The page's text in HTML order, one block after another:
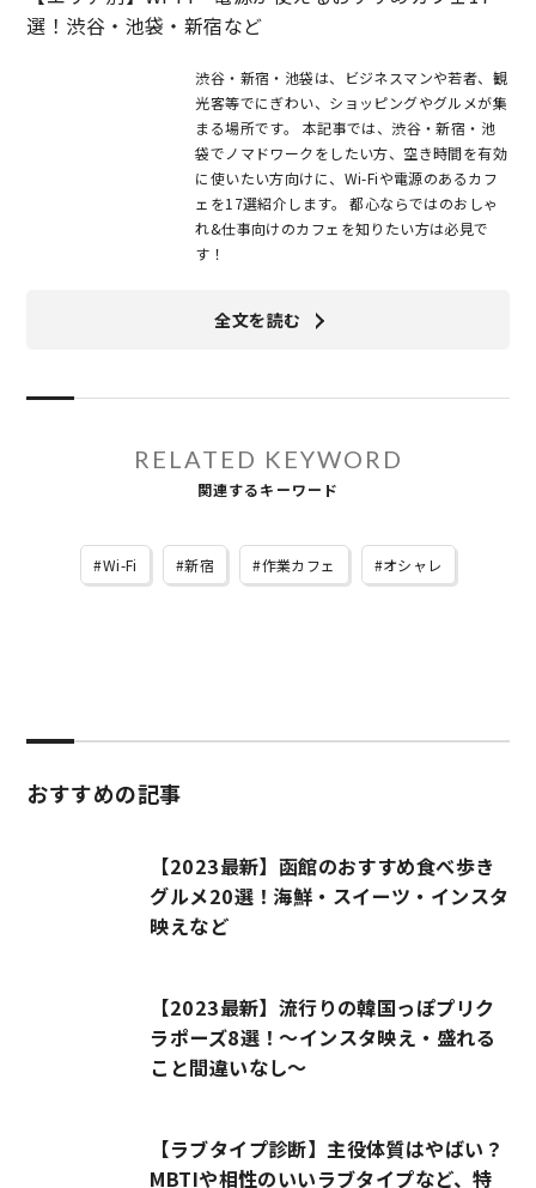
選！渋谷・池袋・新宿など
渋谷・新宿・池袋は、ビジネスマンや若者、観
光客等でにぎわい、ショッピングやグルメが集
まる場所です。 本記事では、渋谷・新宿・池
袋でノマドワークをしたい方、空き時間を有効
に使いたい方向けに、Wi-Fiや電源のあるカフ
ェを17選紹介します。 都心ならではのおしゃ
れ&仕事向けのカフェを知りたい方は必見で
す！
全文を読む
RELATED KEYWORD
関連するキーワード
Wi-Fi 新宿 作業カフェ オシャレ
おすすめの記事
【2023最新】函館のおすすめ食べ歩き
グルメ20選！海鮮・スイーツ・インスタ
映えなど
【2023最新】流行りの韓国っぽプリク
ラポーズ8選！～インスタ映え・盛れる
こと間違いなし～
【ラブタイプ診断】主役体質はやばい？
MBTIや相性のいいラブタイプなど、特